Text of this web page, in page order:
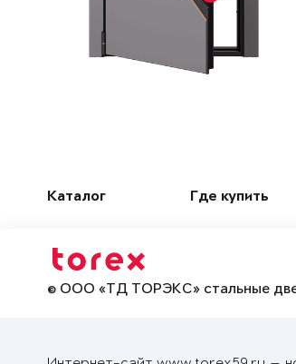
Каталог Где купить
© ООО «ТД ТОРЭКС» стальные